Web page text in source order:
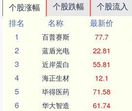
个股涨幅 个股跌幅 个股流入
排名
名称 最新价
1
百普赛斯 77.7
2 蓝盾光电 22.81
3 近岸蛋白 55.81
4 海正生材 12.1
5 毕得医药 71.58
6 华大智造 61.74